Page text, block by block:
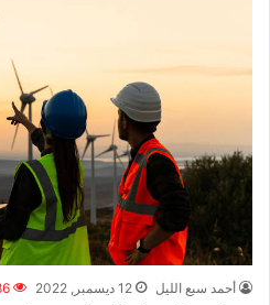
أحمد سبع الليل 12 ديسمبر, 2022